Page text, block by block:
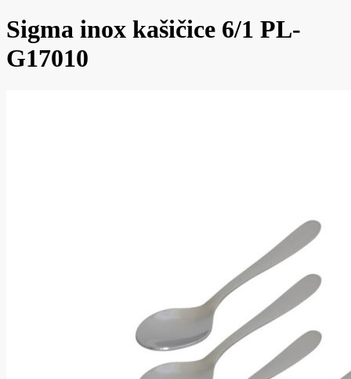
Sigma inox kašičice 6/1 PL-
G17010